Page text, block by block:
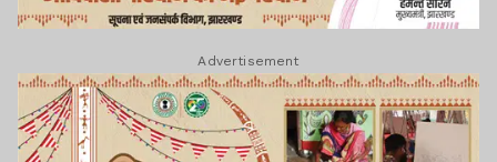
Advertisement